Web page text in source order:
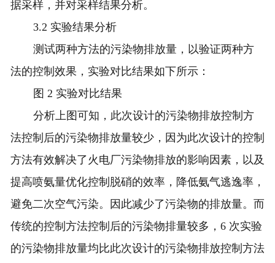
据采样，并对采样结果分析。
3.2 实验结果分析
测试两种方法的污染物排放量，以验证两种方
法的控制效果，实验对比结果如下所示：
图 2 实验对比结果
分析上图可知，此次设计的污染物排放控制方
法控制后的污染物排放量较少，因为此次设计的控制
方法有效解决了火电厂污染物排放的影响因素，以及
提高喷氨量优化控制脱硝的效率，降低氨气逃逸率，
避免二次空气污染。因此减少了污染物的排放量。而
传统的控制方法控制后的污染物排量较多，6 次实验
的污染物排放量均比此次设计的污染物排放控制方法